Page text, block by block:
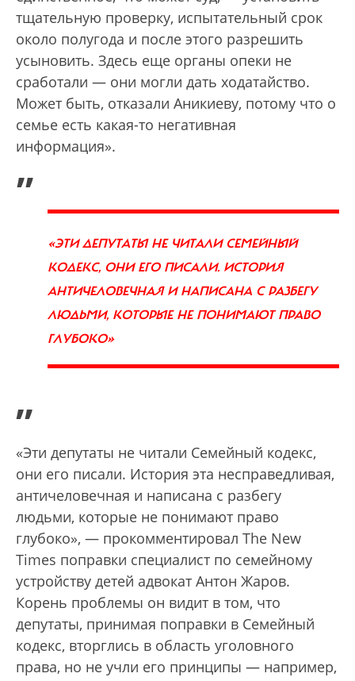
тщательную проверку, испытательный срок
около полугода и после этого разрешить
усыновить. Здесь еще органы опеки не
сработали — они могли дать ходатайство.
Может быть, отказали Аникиеву, потому что о
семье есть какая-то негативная
информация».
„
«ЭТИ ДЕПУТАТЫ НЕ ЧИТАЛИ СЕМЕЙНЫЙ
КОДЕКС, ОНИ ЕГО ПИСАЛИ. ИСТОРИЯ
АНТИЧЕЛОВЕЧНАЯ И НАПИСАНА С РАЗБЕГУ
ЛЮДЬМИ, КОТОРЫЕ НЕ ПОНИМАЮТ ПРАВО
ГЛУБОКО»
”
«Эти депутаты не читали Семейный кодекс,
они его писали. История эта несправедливая,
античеловечная и написана с разбегу
людьми, которые не понимают право
глубоко», — прокомментировал The New
Times поправки специалист по семейному
устройству детей адвокат Антон Жаров.
Корень проблемы он видит в том, что
депутаты, принимая поправки в Семейный
кодекс, вторглись в область уголовного
права, но не учли его принципы — например,